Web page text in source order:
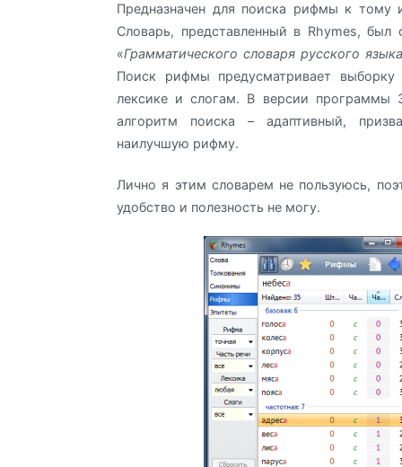
Предназначен для поиска рифмы к тому
Словарь, представленный в Rhymes, был
«Грамматического словаря русского языка
Поиск рифмы предусматривает
лексике и слогам. В версии программы
алгоритм поиска – адаптивный,
наилучшую рифму.
Лично я этим словарем не пользуюсь,
удобство и полезность не могу.